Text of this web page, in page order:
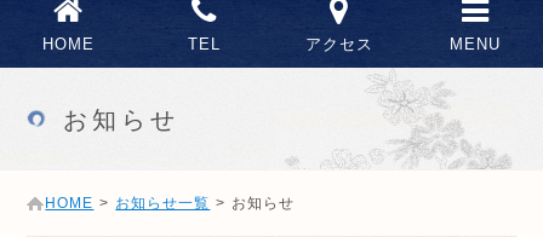
HOME TEL アクセス MENU
お知らせ
HOME > お知らせ一覧 > お知らせ